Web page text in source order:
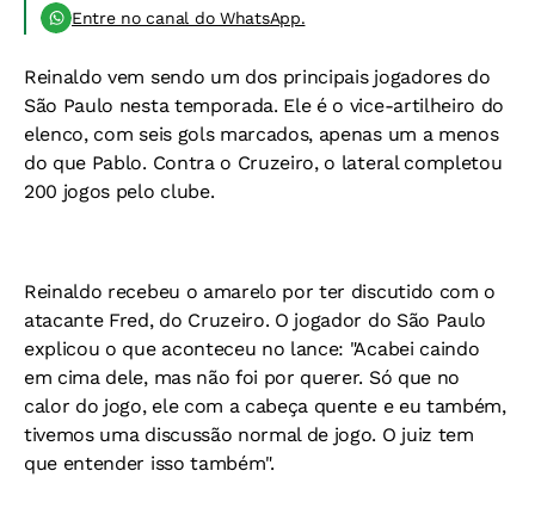
Entre no canal do WhatsApp.
Reinaldo vem sendo um dos principais jogadores do
São Paulo nesta temporada. Ele é o vice-artilheiro do
elenco, com seis gols marcados, apenas um a menos
do que Pablo. Contra o Cruzeiro, o lateral completou
200 jogos pelo clube.
Reinaldo recebeu o amarelo por ter discutido com o
atacante Fred, do Cruzeiro. O jogador do São Paulo
explicou o que aconteceu no lance: "Acabei caindo
em cima dele, mas não foi por querer. Só que no
calor do jogo, ele com a cabeça quente e eu também,
tivemos uma discussão normal de jogo. O juiz tem
que entender isso também".